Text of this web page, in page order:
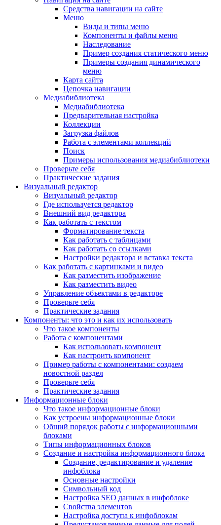
Средства навигации на сайте
Меню
Виды и типы меню
Компоненты и файлы меню
Наследование
Пример создания статического меню
Примеры создания динамического
меню
Карта сайта
Цепочка навигации
Медиабиблиотека
Медиабиблиотека
Предварительная настройка
Коллекции
Загрузка файлов
Работа с элементами коллекций
Поиск
Примеры использования медиабиблиотеки
Проверьте себя
Практические задания
Визуальный редактор
Визуальный редактор
Где используется редактор
Внешний вид редактора
Как работать с текстом
Форматирование текста
Как работать с таблицами
Как работать со ссылками
Настройки редактора и вставка текста
Как работать с картинками и видео
Как разместить изображение
Как разместить видео
Управление объектами в редакторе
Проверьте себя
Практические задания
Компоненты: что это и как их использовать
Что такое компоненты
Работа с компонентами
Как использовать компонент
Как настроить компонент
Пример работы с компонентами: создаем
новостной раздел
Проверьте себя
Практические задания
Информационные блоки
Что такое информационные блоки
Как устроены информационные блоки
Общий порядок работы с информационными
блоками
Типы информационных блоков
Создание и настройка информационного блока
Создание, редактирование и удаление
инфоблока
Основные настройки
Символьный код
Настройка SEO данных в инфоблоке
Свойства элементов
Настройка доступа к инфоблокам